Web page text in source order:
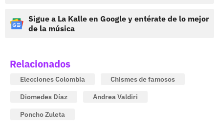
Sigue a La Kalle en Google y entérate de lo mejor
de la música
Relacionados
Elecciones Colombia
Chismes de famosos
Diomedes Díaz
Andrea Valdiri
Poncho Zuleta